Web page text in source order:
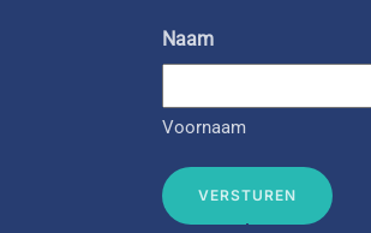
Naam
Voornaam
VERSTUREN